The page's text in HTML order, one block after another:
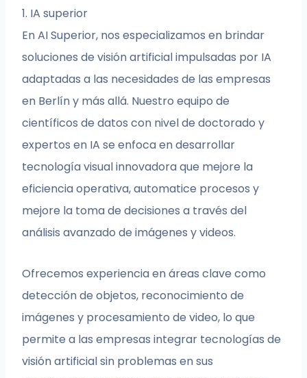
1. IA superior
En AI Superior, nos especializamos en brindar
soluciones de visión artificial impulsadas por IA
adaptadas a las necesidades de las empresas
en Berlín y más allá. Nuestro equipo de
científicos de datos con nivel de doctorado y
expertos en IA se enfoca en desarrollar
tecnología visual innovadora que mejore la
eficiencia operativa, automatice procesos y
mejore la toma de decisiones a través del
análisis avanzado de imágenes y videos.
Ofrecemos experiencia en áreas clave como
detección de objetos, reconocimiento de
imágenes y procesamiento de video, lo que
permite a las empresas integrar tecnologías de
visión artificial sin problemas en sus